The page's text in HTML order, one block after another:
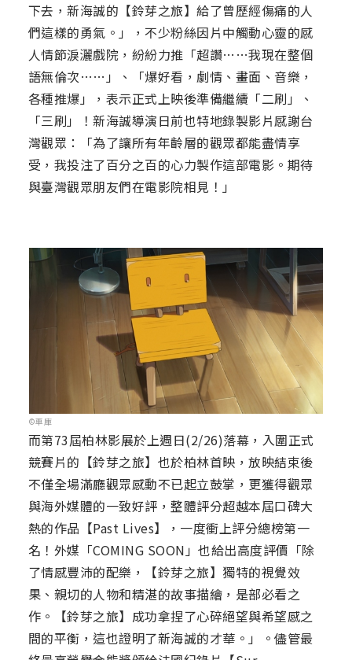
下去，新海誠的【鈴芽之旅】給了曾歷經傷痛的人
們這樣的勇氣。」，不少粉絲因片中觸動心靈的感
人情節淚灑戲院，紛紛力推「超讚……我現在整個
語無倫次……」、「爆好看，劇情、畫面、音樂，
各種推爆」，表示正式上映後準備繼續「二刷」、
「三刷」！新海誠導演日前也特地錄製影片感謝台
灣觀眾：「為了讓所有年齡層的觀眾都能盡情享
受，我投注了百分之百的心力製作這部電影。期待
與臺灣觀眾朋友們在電影院相見！」
©車庫
而第73屆柏林影展於上週日(2/26)落幕，入圍正式
競賽片的【鈴芽之旅】也於柏林首映，放映結束後
不僅全場滿廳觀眾感動不已起立鼓掌，更獲得觀眾
與海外媒體的一致好評，整體評分超越本屆口碑大
熱的作品【Past Lives】，一度衝上評分總榜第一
名！外媒「COMING SOON」也給出高度評價「除
了情感豐沛的配樂，【鈴芽之旅】獨特的視覺效
果、親切的人物和精湛的故事描繪，是部必看之
作。【鈴芽之旅】成功拿捏了心碎絕望與希望感之
間的平衡，這也證明了新海誠的才華。」。儘管最